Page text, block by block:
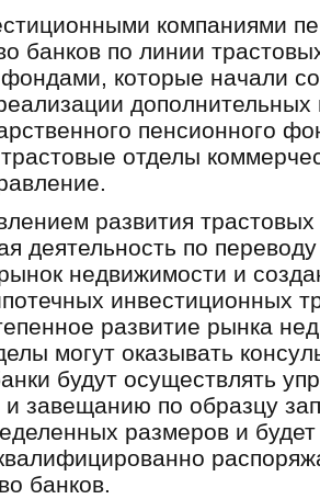
компаниями
банков по линии
которые начали
пенсионного
отделы
развития
деятельность по
недвижимости и
инвестиционных
развитие рынка
могут оказывать
будут осуществлять
и завещанию по образцу
размеров и
банков.